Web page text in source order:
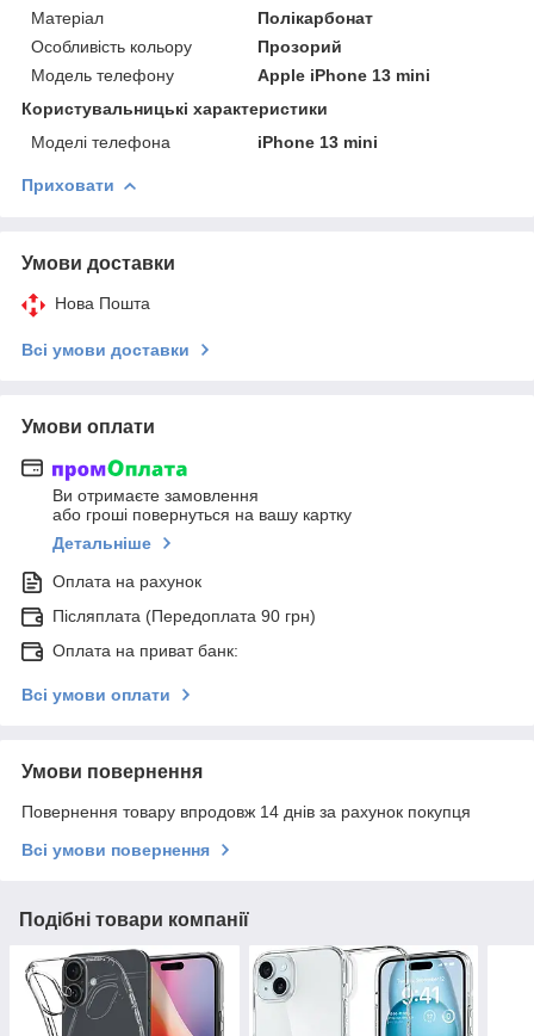
Матеріал
Полікарбонат
Особливість кольору
Прозорий
Модель телефону
Apple iPhone 13 mini
Користувальницькі характеристики
Моделі телефона
iPhone 13 mini
Приховати
Умови доставки
Нова Пошта
Всі умови доставки
Умови оплати
Ви отримаєте замовлення
або гроші повернуться на вашу картку
Детальніше
Оплата на рахунок
Післяплата (Передоплата 90 грн)
Оплата на приват банк:
Всі умови оплати
Умови повернення
Повернення товару впродовж 14 днів за рахунок покупця
Всі умови повернення
Подібні товари компанії